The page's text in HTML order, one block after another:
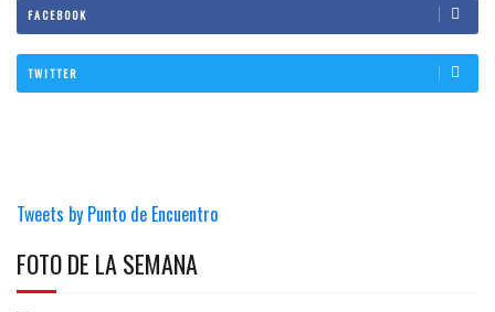
FACEBOOK
TWITTER
Tweets by Punto de Encuentro
FOTO DE LA SEMANA